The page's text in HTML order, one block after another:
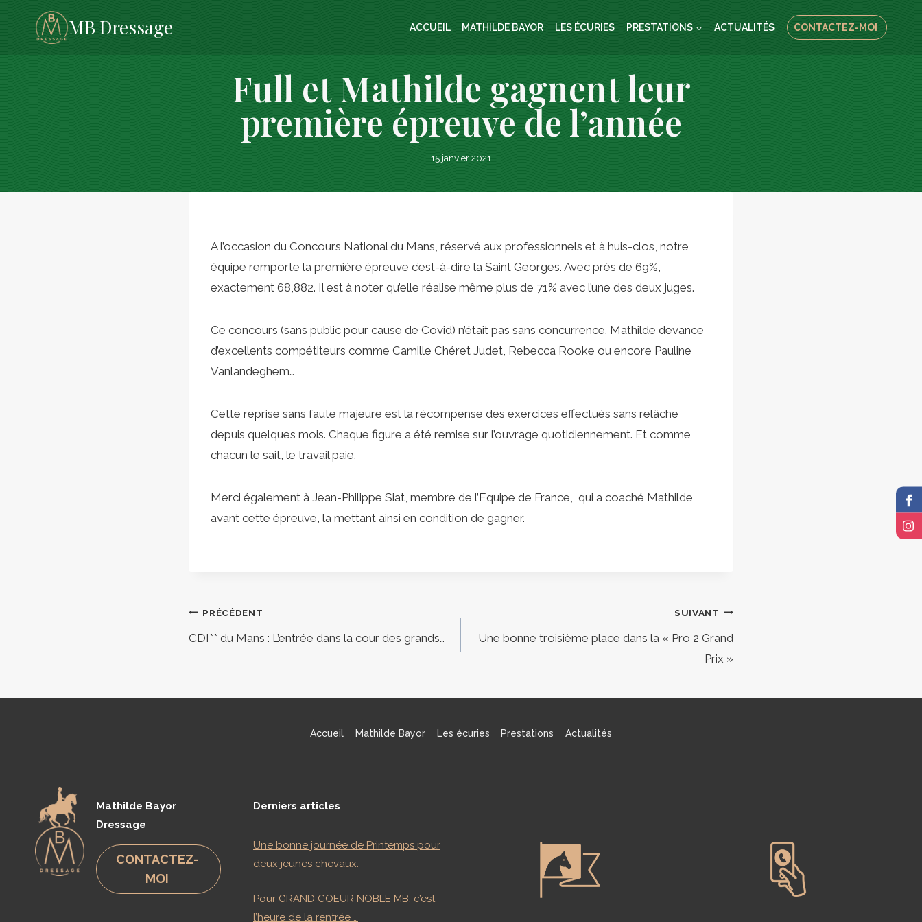
MB Dressage ACCUEIL MATHILDE BAYOR LES ÉCURIES PRESTATIONS ACTUALITÉS CONTACTEZ-MOI
Full et Mathilde gagnent leur
première épreuve de l’année
15 janvier 2021
A l’occasion du Concours National du Mans, réservé aux professionnels et à huis-clos, notre
équipe remporte la première épreuve c’est-à-dire la Saint Georges. Avec près de 69%,
exactement 68,882. Il est à noter qu’elle réalise même plus de 71% avec l’une des deux juges.
Ce concours (sans public pour cause de Covid) n’était pas sans concurrence. Mathilde devance
d’excellents compétiteurs comme Camille Chéret Judet, Rebecca Rooke ou encore Pauline
Vanlandeghem…
Cette reprise sans faute majeure est la récompense des exercices effectués sans relâche
depuis quelques mois. Chaque figure a été remise sur l’ouvrage quotidiennement. Et comme
chacun le sait, le travail paie.
Merci également à Jean-Philippe Siat, membre de l’Equipe de France, qui a coaché Mathilde
avant cette épreuve, la mettant ainsi en condition de gagner.
Navigation
de
l’article
PRÉCÉDENT
CDI** du Mans : L’entrée dans la cour des grands…
SUIVANT
Une bonne troisième place dans la « Pro 2 Grand
Prix »
Accueil Mathilde Bayor Les écuries Prestations Actualités
Mathilde Bayor
Dressage
CONTACTEZ-
MOI
Derniers articles
Une bonne journée de Printemps pour
deux jeunes chevaux.
Pour GRAND COEUR NOBLE MB, c’est
l’heure de la rentrée …